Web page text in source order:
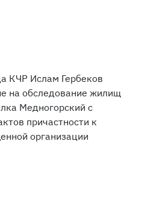
КЧР Ислам Гербеков
на обследование жилищ
Медногорский с
причастности к
организации